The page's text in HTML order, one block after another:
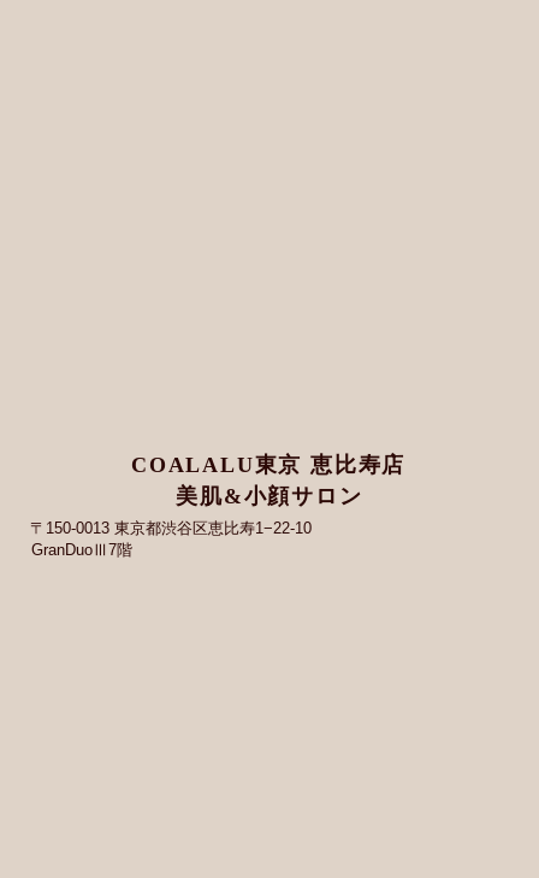
COALALU東京 恵比寿店
美肌&小顔サロン
〒150-0013 東京都渋谷区恵比寿1−22-10
GranDuoⅢ7階